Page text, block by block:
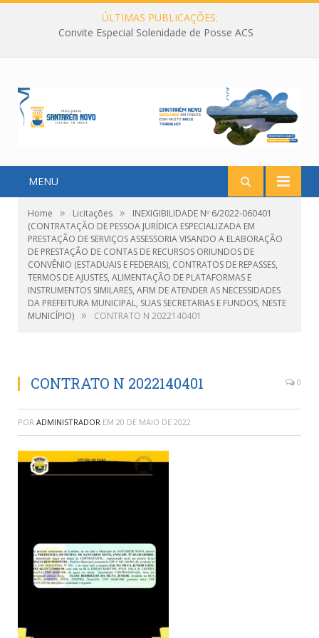
ÚLTIMAS PUBLICAÇÕES:
Convite Especial Solenidade de Posse ACS
MENU
Home » Licitações »
INEXIGIBILIDADE Nº 6/2022-060401
(CONTRATAÇÃO DE PESSOA JURÍDICA ESPECIALIZADA EM
PRESTAÇÃO DE SERVIÇOS ASSESSORIA VISANDO A ELABORAÇÃO
DE PRESTAÇÃO DE CONTAS DE RECURSOS ORIUNDOS DE
CONVÊNIO (ESTADUAIS E FEDERAIS), CONTRATOS DE REPASSES,
TERMOS DE AJUSTES, ALIMENTAÇÃO DE PLATAFORMAS E
INSTRUMENTOS SIMILARES, AFIM DE ATENDER AS NECESSIDADES
DA PREFEITURA MUNICIPAL, SUAS SECRETARIAS E FUNDOS, NESTE
MUNICÍPIO) » CONTRATO N 2022140401
CONTRATO N 2022140401 0
POR ADMINISTRADOR EM 20 DE MAIO DE 2022